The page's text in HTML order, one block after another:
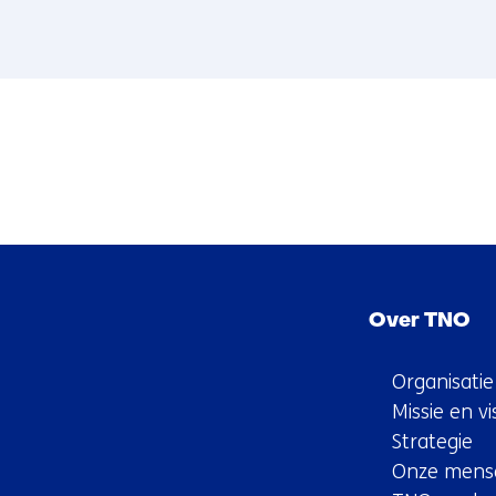
Over TNO
Organisatie
Missie en
Strategie
Onze